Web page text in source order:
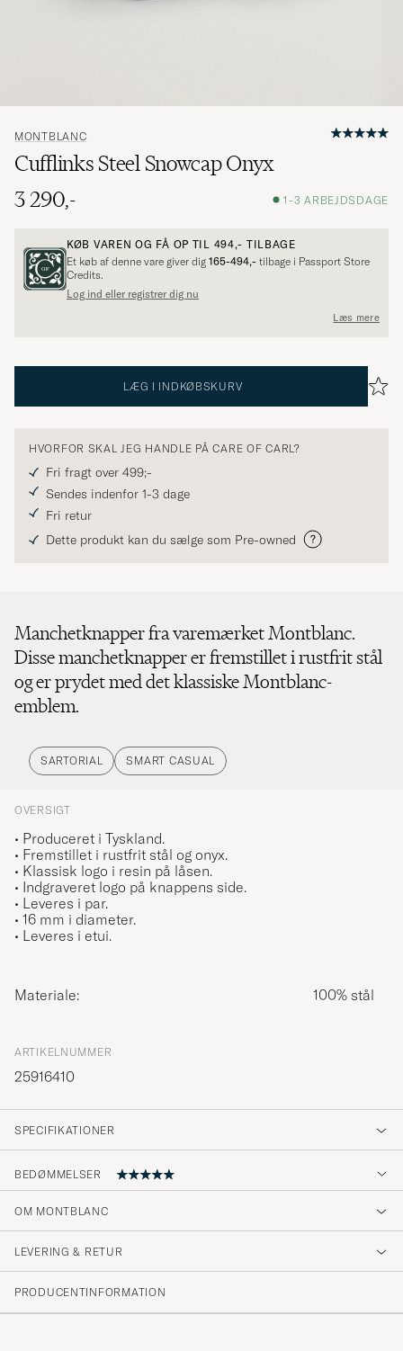
MONTBLANC
Cufflinks Steel Snowcap Onyx
3 290,-
1-3 ARBEJDSDAGE
KØB VAREN OG FÅ OP TIL 494,- TILBAGE
Et køb af denne vare giver dig 165-494,- tilbage i Passport Store
Credits.
Log ind eller registrer dig nu
Læs mere
LÆG I INDKØBSKURV
HVORFOR SKAL JEG HANDLE PÅ CARE OF CARL?
Fri fragt over 499;-
Sendes indenfor 1-3 dage
Fri retur
Dette produkt kan du sælge som Pre-owned
Manchetknapper fra varemærket Montblanc.
Disse manchetknapper er fremstillet i rustfrit stål
og er prydet med det klassiske Montblanc-
emblem.
SARTORIAL SMART CASUAL
OVERSIGT
• Produceret i Tyskland.
• Fremstillet i rustfrit stål og onyx.
• Klassisk logo i resin på låsen.
• Indgraveret logo på knappens side.
• Leveres i par.
• 16 mm i diameter.
• Leveres i etui.
Materiale: 100% stål
ARTIKELNUMMER
25916410
SPECIFIKATIONER
BEDØMMELSER
5
OM MONTBLANC
LEVERING & RETUR
PRODUCENTINFORMATION